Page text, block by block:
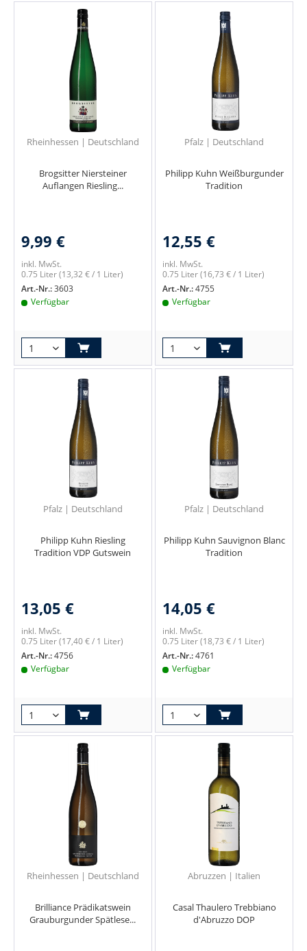
Rheinhessen | Deutschland
Brogsitter Niersteiner
Auflangen Riesling...
9,99 €
inkl. MwSt.
0.75 Liter(13,32 € / 1 Liter)
Art.-Nr.:3603
Verfügbar
Pfalz | Deutschland
Philipp Kuhn Weißburgunder
Tradition
12,55 €
inkl. MwSt.
0.75 Liter(16,73 € / 1 Liter)
Art.-Nr.:4755
Verfügbar
Pfalz | Deutschland
Philipp Kuhn Riesling
Tradition VDP Gutswein
13,05 €
inkl. MwSt.
0.75 Liter(17,40 € / 1 Liter)
Art.-Nr.:4756
Verfügbar
Pfalz | Deutschland
Philipp Kuhn Sauvignon Blanc
Tradition
14,05 €
inkl. MwSt.
0.75 Liter(18,73 € / 1 Liter)
Art.-Nr.:4761
Verfügbar
Rheinhessen | Deutschland
Brilliance Prädikatswein
Grauburgunder Spätlese...
Abruzzen | Italien
Casal Thaulero Trebbiano
d'Abruzzo DOP